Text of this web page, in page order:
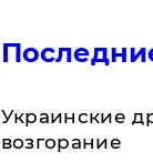
Украинские
возгорание